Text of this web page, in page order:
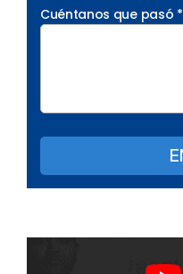
Cuéntanos que pasó *